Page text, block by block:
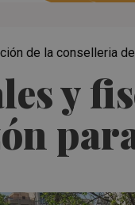
y
de la conselleria